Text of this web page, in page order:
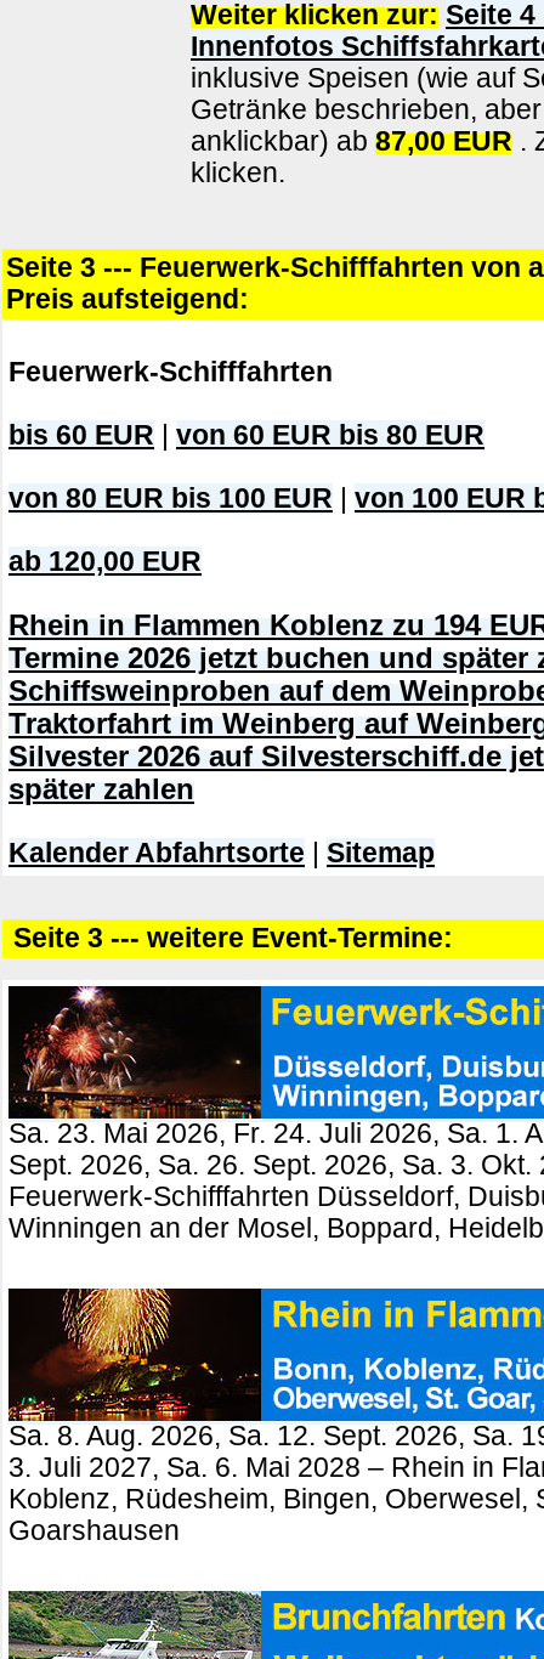
Weiter klicken zur: Seite
Innenfotos
inklusive Speisen (wie auf
Getränke beschrieben,
anklickbar) ab 87,00 EUR .
klicken.
Seite 3 --- Feuerwerk-Schifffahrten von
Preis aufsteigend:
Feuerwerk-Schifffahrten
bis 60 EUR von 60 EUR bis 80 EUR
von 80 EUR bis 100 EUR von 100 EUR
ab 120,00 EUR
Rhein in Flammen Koblenz zu 194
Termine 2026 jetzt buchen und später
Schiffsweinproben auf dem
Traktorfahrt im Weinberg auf
Silvester 2026 auf Silvesterschiff.de
später zahlen
Kalender Abfahrtsorte Sitemap
Seite 3 --- weitere Event-Termine:
Sa. 23. Mai 2026, Fr. 24. Juli 2026, Sa. 1.
Sept. 2026, Sa. 26. Sept. 2026, Sa. 3. Okt.
Feuerwerk-Schifffahrten Düsseldorf,
Winningen an der Mosel, Boppard,
Sa. 8. Aug. 2026, Sa. 12. Sept. 2026, Sa.
3. Juli 2027, Sa. 6. Mai 2028 – Rhein in
Koblenz, Rüdesheim, Bingen, Oberwesel,
Goarshausen